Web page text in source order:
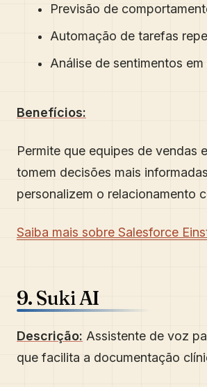
Previsão de
Automação de tarefas
Análise de sentimentos
Benefícios:
Permite que equipes de vendas
tomem decisões mais
personalizem o relacionamento
Saiba mais sobre Salesforce
9. Suki AI
Descrição: Assistente de voz
que facilita a documentação